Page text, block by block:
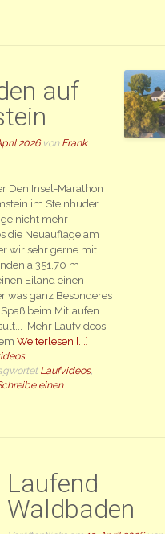
auf
2026von Frank
Den Insel-Marathon
im Steinhuder
nicht mehr
die Neuauflage am
wir sehr gerne mit
a 351,70 m
Eiland einen
was ganz Besonderes
beim Mitlaufen.
Mehr Laufvideos
Weiterlesen [...]
,
Laufvideos,
einen
Laufend
Waldbaden